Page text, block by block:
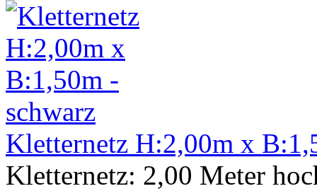
Kletternetz H:2,00m x
Kletternetz: 2,00 Meter